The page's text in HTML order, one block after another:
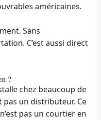
américaines.
Sans
C’est aussi direct
?
chez beaucoup de
pas un distributeur. Ce
pas un courtier en